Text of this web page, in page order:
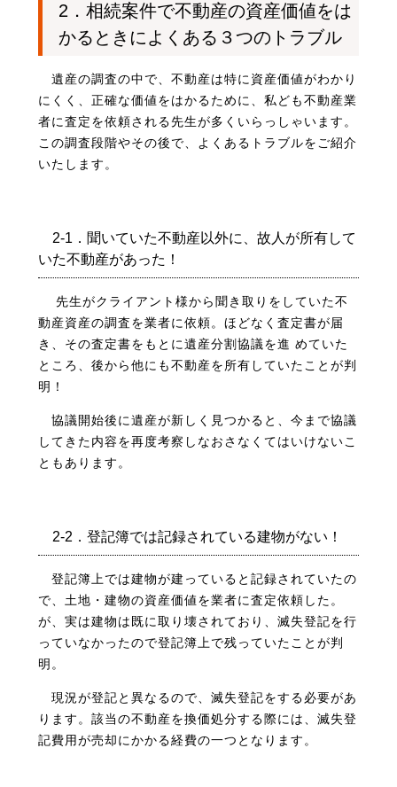
2．相続案件で不動産の資産価値をは
かるときによくある３つのトラブル
遺産の調査の中で、不動産は特に資産価値がわかり
にくく、正確な価値をはかるために、私ども不動産業
者に査定を依頼される先生が多くいらっしゃいます。
この調査段階やその後で、よくあるトラブルをご紹介
いたします。
2-1．聞いていた不動産以外に、故人が所有して
いた不動産があった！
先生がクライアント様から聞き取りをしていた不
動産資産の調査を業者に依頼。ほどなく査定書が届
き、その査定書をもとに遺産分割協議を進 めていた
ところ、後から他にも不動産を所有していたことが判
明！
協議開始後に遺産が新しく見つかると、今まで協議
してきた内容を再度考察しなおさなくてはいけないこ
ともあります。
2-2．登記簿では記録されている建物がない！
登記簿上では建物が建っていると記録されていたの
で、土地・建物の資産価値を業者に査定依頼した。
が、実は建物は既に取り壊されており、滅失登記を行
っていなかったので登記簿上で残っていたことが判
明。
現況が登記と異なるので、滅失登記をする必要があ
ります。該当の不動産を換価処分する際には、滅失登
記費用が売却にかかる経費の一つとなります。